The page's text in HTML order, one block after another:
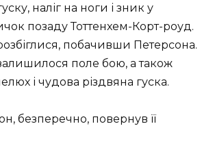
наліг на ноги і зник у
позаду Тоттенхем-Корт-роуд.
побачивши Петерсона.
поле бою, а також
і чудова різдвяна гуска.
безперечно, повернув її